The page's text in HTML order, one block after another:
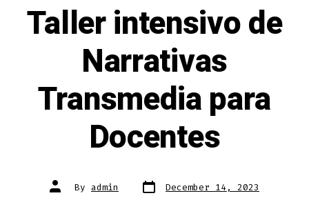
Taller intensivo de
Narrativas
Transmedia para
Docentes
Post
author
By admin Post
date December 14, 2023